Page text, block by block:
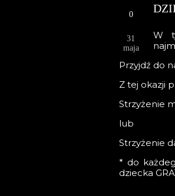
0
31
maja
W
Przyjdź do
Z tej okazji
Strzyżenie
lub
Strzyżenie
* do
dziecka